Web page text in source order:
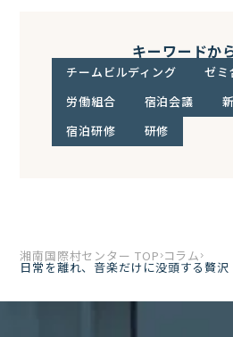
キーワードか
チームビルディング ゼミ
労働組合
宿泊会議
宿泊研修
研修
湘南国際村センター TOP コラム
日常を離れ、音楽だけに没頭する贅沢